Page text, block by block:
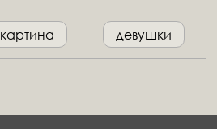
картина девушки